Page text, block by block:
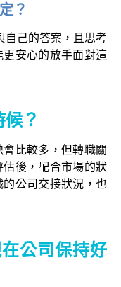
？
自己的答案，且思考
安心的放手面對這
？
比較多，但轉職關
後，配合市場的狀
公司交接狀況，也
公司保持好